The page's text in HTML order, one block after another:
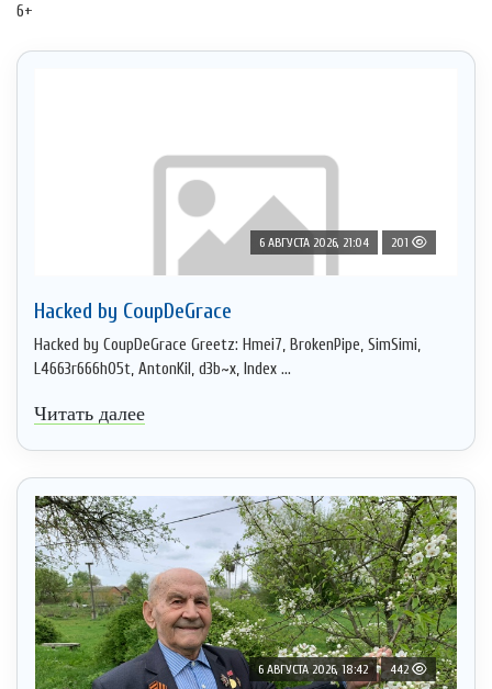
6+
6 АВГУСТА 2026, 21:04 201
Hacked by CoupDeGrace
Hacked by CoupDeGrace Greetz: Hmei7, BrokenPipe, SimSimi,
L4663r666h05t, AntonKil, d3b~x, Index ...
Читать далее
6 АВГУСТА 2026, 18:42 442